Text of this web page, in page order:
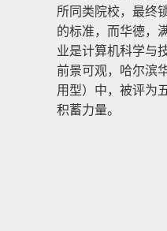
所同类院校，最终
的标准，而华德，
业是计算机科学与
前景可观，哈尔滨
用型）中，被评为
积蓄力量。